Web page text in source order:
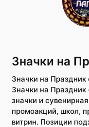
Значки на
Значки на Праздник
Значки на
значки и
промоакций, школ,
витрин. Позиции